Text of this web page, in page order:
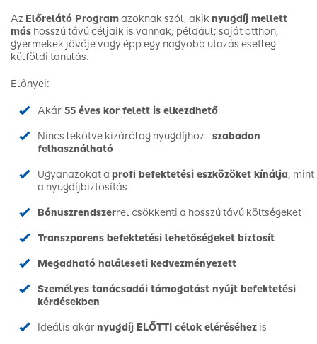
Az Előrelátó Programazoknak szól, akiknyugdíj mellett
más hosszú távú céljaik is vannak, például; saját otthon,
gyermekek jövője vagy épp egy nagyobb utazás esetleg
külföldi tanulás.
Előnyei:
Akár 55 éves kor felett is elkezdhető
Nincs lekötve kizárólag nyugdíjhoz -szabadon
felhasználható
Ugyanazokat a profi befektetési eszközöket kínálja, mint
a nyugdíjbiztosítás
Bónuszrendszerrel csökkenti a hosszú távú költségeket
Transzparens befektetési lehetőségeket biztosít
Megadható haláleseti kedvezményezett
Személyes tanácsadói támogatást nyújt befektetési
kérdésekben
Ideális akárnyugdíj ELŐTTI célok eléréséhez is